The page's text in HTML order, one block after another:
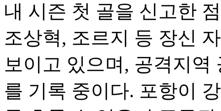
내 시즌 첫 골을 신고한
조상혁, 조르지 등 장신
보이고 있으며, 공격지역
를 기록 중이다. 포항이